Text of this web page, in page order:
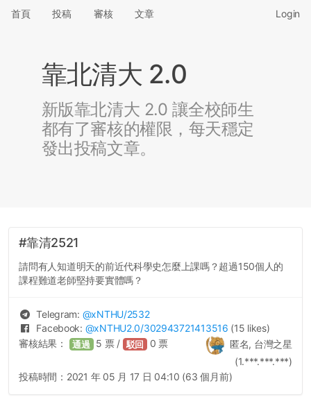
首頁 投稿 審核 文章 Login
靠北清大 2.0
新版靠北清大 2.0 讓全校師生
都有了審核的權限，每天穩定
發出投稿文章。
#靠清2521
請問有人知道明天的前近代科學史怎麼上課嗎？超過150個人的
課程難道老師堅持要實體嗎？
Telegram: @xNTHU/2532
Facebook: @xNTHU2.0/302943721413516 (15 likes)
匿名, 台灣之星
(1.***.***.***)
審核結果： 通過 5 票 / 駁回 0 票
投稿時間： 2021 年 05 月 17 日 04:10 (63 個月前)